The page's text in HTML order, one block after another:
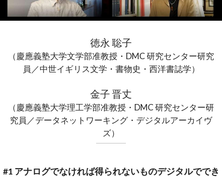
徳永 聡子
（慶應義塾大学文学部准教授・DMC 研究センター研究
員／中世イギリス文学・書物史・西洋書誌学）
金子 晋丈
（慶應義塾大学理工学部准教授・DMC 研究センター研
究員／データネットワーキング・デジタルアーカイヴ
ズ）
#1 アナログでなければ得られないものデジタルででき